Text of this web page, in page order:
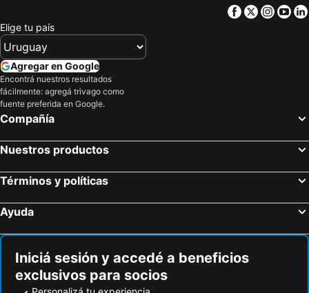
Facebook
Twitter
Elige tu país
Agregar en Google
Encontrá nuestros resultados
fácilmente: agregá trivago como
fuente preferida en Google.
Compañía
Nuestros productos
Términos y políticas
Ayuda
Iniciá sesión y accedé a beneficios
exclusivos para socios